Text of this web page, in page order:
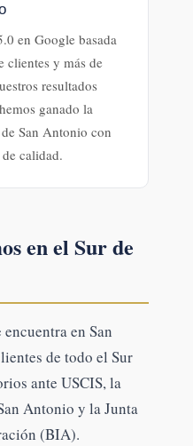
en Google basada
clientes y más de
resultados
ganado la
San Antonio con
calidad.
en el Sur de
en San
de todo el Sur
ante USCIS, la
Antonio y la Junta
(BIA).